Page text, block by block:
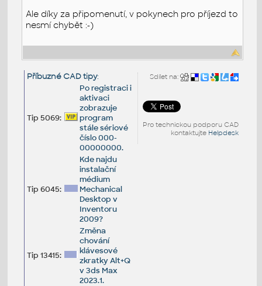
Ale díky za připomenutí, v pokynech pro příjezd to
nesmí chybět :-)
Sdílet na:
Pro technickou podporu CAD
kontaktujte Helpdesk
Příbuzné CAD tipy:
Tip 5069:
Po registraci i
aktivaci
zobrazuje
program
stále sériové
číslo 000-
00000000.
Tip 6045:
Kde najdu
instalační
médium
Mechanical
Desktop v
Inventoru
2009?
Tip 13415:
Změna
chování
klávesové
zkratky Alt+Q
v 3ds Max
2023.1.